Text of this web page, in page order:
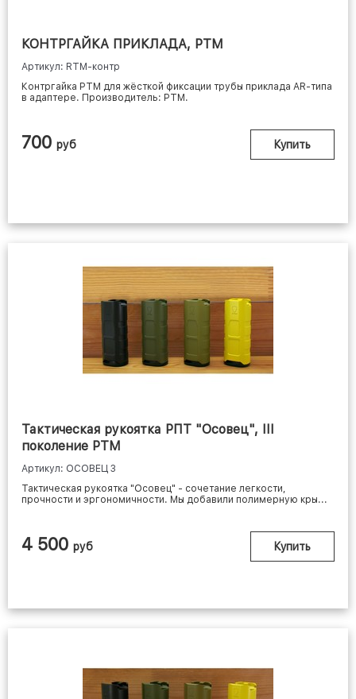
КОНТРГАЙКА ПРИКЛАДА, РТМ
Артикул: RTM-контр
Контргайка РТМ для жёсткой фиксации трубы приклада AR-типа
в адаптере. Производитель: РТМ.
700 руб Купить
Тактическая рукоятка РПТ "Осовец", III
поколение РТМ
Артикул: ОСОВЕЦ 3
Тактическая рукоятка "Осовец" - сочетание легкости,
прочности и эргономичности. Мы добавили полимерную кры...
4 500 руб Купить